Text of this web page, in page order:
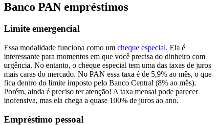
Banco PAN empréstimos
Limite emergencial
Essa modalidade funciona como um cheque especial. Ela é
interessante para momentos em que você precisa do dinheiro com
urgência. No entanto, o cheque especial tem uma das taxas de juros
mais caras do mercado. No PAN essa taxa é de 5,9% ao mês, o que
fica dentro do limite imposto pelo Banco Central (8% ao mês).
Porém, ainda é preciso ter atenção! A taxa mensal pode parecer
inofensiva, mas ela chega a quase 100% de juros ao ano.
Empréstimo pessoal